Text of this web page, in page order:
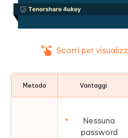
Scorri per
Metodo Vantaggi
Nessuna
password